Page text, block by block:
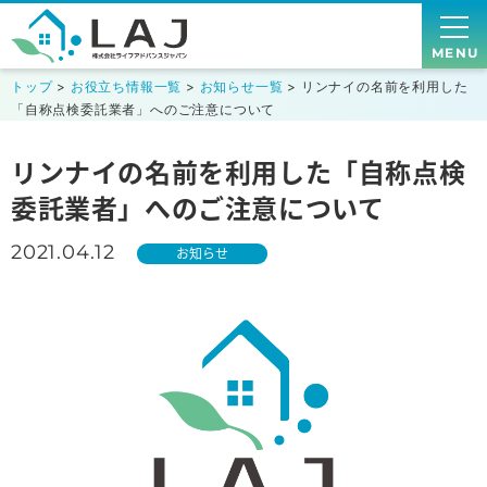
MENU
トップ> お役立ち情報一覧 > お知らせ一覧 > リンナイの名前を利用した
「自称点検委託業者」へのご注意について
リンナイの名前を利用した「自称点検
委託業者」へのご注意について
2021.04.12 お知らせ